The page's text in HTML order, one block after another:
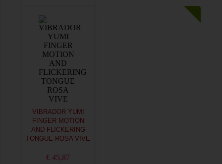
VIBRADOR YUMI
FINGER MOTION
AND FLICKERING
TONGUE ROSA VIVE
€ 45,87